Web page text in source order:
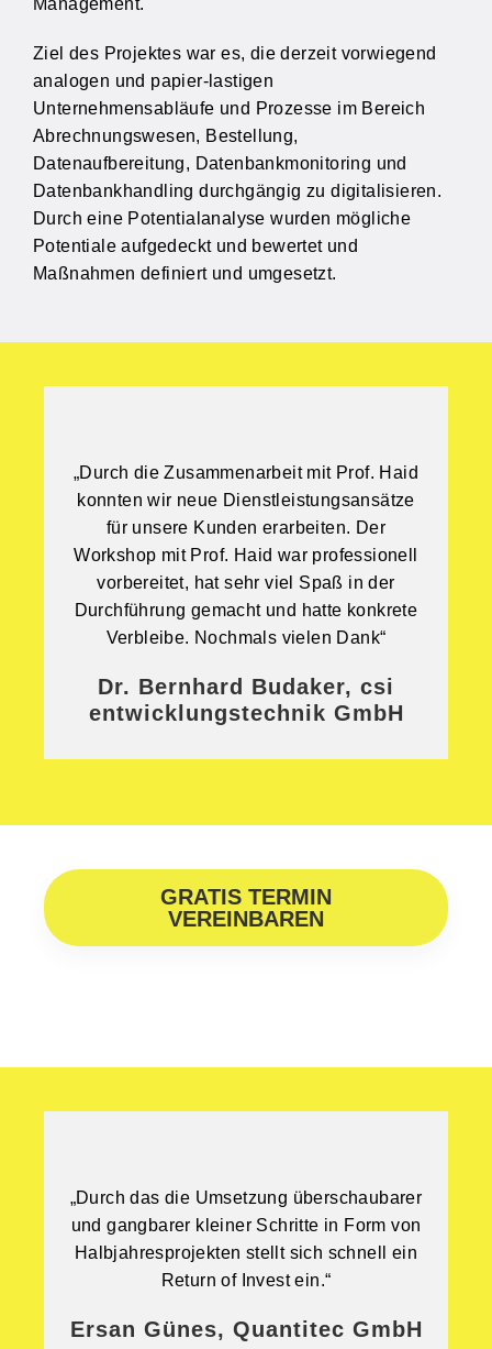
Management.
Ziel des Projektes war es, die derzeit vorwiegend
analogen und papier-lastigen
Unternehmensabläufe und Prozesse im Bereich
Abrechnungswesen, Bestellung,
Datenaufbereitung, Datenbankmonitoring und
Datenbankhandling durchgängig zu digitalisieren.
Durch eine Potentialanalyse wurden mögliche
Potentiale aufgedeckt und bewertet und
Maßnahmen definiert und umgesetzt.
„Durch die Zusammenarbeit mit Prof. Haid
konnten wir neue Dienstleistungsansätze
für unsere Kunden erarbeiten. Der
Workshop mit Prof. Haid war professionell
vorbereitet, hat sehr viel Spaß in der
Durchführung gemacht und hatte konkrete
Verbleibe. Nochmals vielen Dank“
Dr. Bernhard Budaker, csi
entwicklungstechnik GmbH
GRATIS TERMIN
VEREINBAREN
„Durch das die Umsetzung überschaubarer
und gangbarer kleiner Schritte in Form von
Halbjahresprojekten stellt sich schnell ein
Return of Invest ein.“
Ersan Günes, Quantitec GmbH